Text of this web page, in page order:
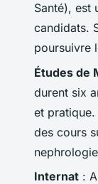
Santé), est
candidats.
poursuivre
Études de
durent six
et pratique.
des cours
Internat :